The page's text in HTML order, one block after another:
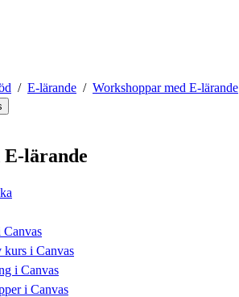
E-lärande Workshoppar med E-lärande
lärande
Canvas
kurs i Canvas
i Canvas
i Canvas